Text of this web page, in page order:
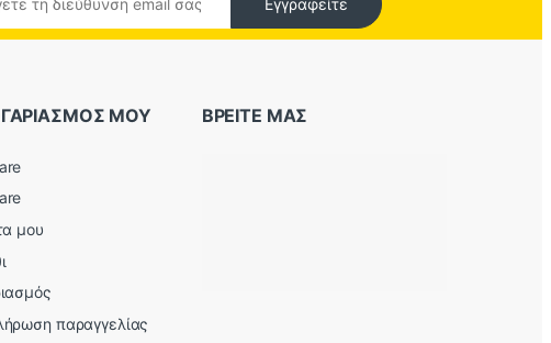
Εγγραφείτε
ΜΟΥ
μου
παραγγελίας
ΒΡΕΙΤΕ ΜΑΣ